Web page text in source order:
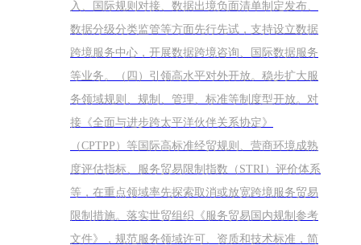
入、国际规则对接、数据出境负面清单制定发布、
数据分级分类监管等方面先行先试，支持设立数据
跨境服务中心，开展数据跨境咨询、国际数据服务
等业务。（四）引领高水平对外开放。稳步扩大服
务领域规则、规制、管理、标准等制度型开放。对
接《全面与进步跨太平洋伙伴关系协定》
（CPTPP）等国际高标准经贸规则、营商环境成熟
度评估指标、服务贸易限制指数（STRI）评价体系
等，在重点领域率先探索取消或放宽跨境服务贸易
限制措施。落实世贸组织《服务贸易国内规制参考
文件》，规范服务领域许可、资质和技术标准，简